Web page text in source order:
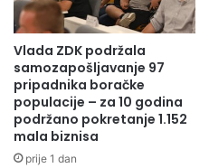
Vlada ZDK podržala
samozapošljavanje 97
pripadnika boračke
populacije – za 10 godina
podržano pokretanje 1.152
mala biznisa
prije 1 dan